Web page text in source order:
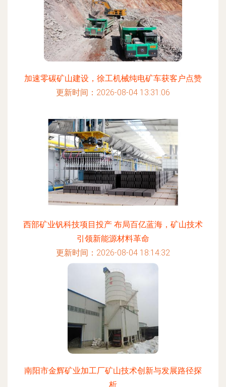
加速零碳矿山建设，徐工机械纯电矿车获客户点赞
更新时间：2026-08-04 13:31:06
西部矿业钒科技项目投产 布局百亿蓝海，矿山技术
引领新能源材料革命
更新时间：2026-08-04 18:14:32
南阳市金辉矿业加工厂矿山技术创新与发展路径探
析